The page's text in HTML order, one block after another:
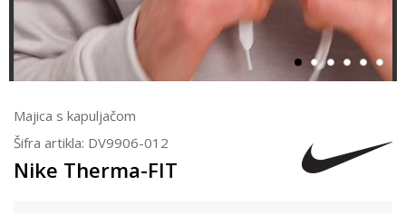
Majica s kapuljačom
Šifra artikla: DV9906-012
Nike Therma-FIT